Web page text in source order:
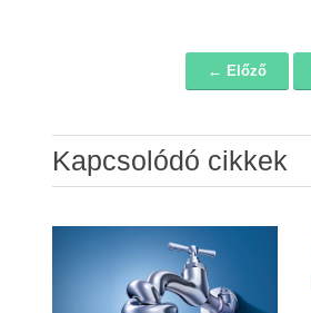
← Előző
Kapcsolódó cikkek
Álláspályázat –
konyhai kisegítő
2026-07-20